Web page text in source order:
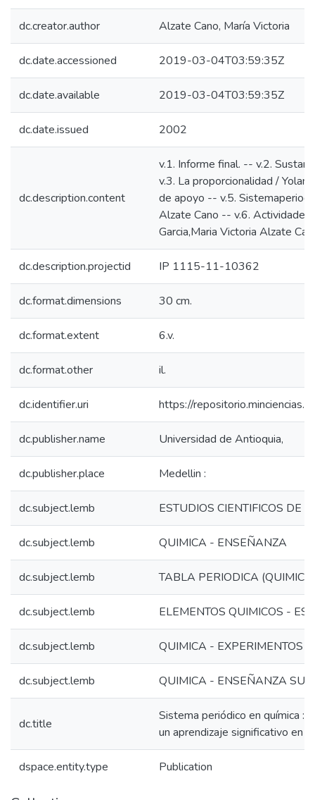
dc.creator.author Alzate Cano, María Victoria
dc.date.accessioned 2019-03-04T03:59:35Z
dc.date.available 2019-03-04T03:59:35Z
dc.date.issued 2002
dc.description.content
v.1. Informe final. -- v.2.
v.3. La proporcionalidad /
de apoyo -- v.5.
Alzate Cano -- v.6.
Garcia,Maria Victoria Alzate
dc.description.projectid IP 1115-11-10362
dc.format.dimensions 30 cm.
dc.format.extent 6.v.
dc.format.other il.
dc.identifier.uri https://
dc.publisher.name Universidad de Antioquia,
dc.publisher.place Medellin :
dc.subject.lemb ESTUDIOS CIENTIFICOS DE
dc.subject.lemb QUIMICA - ENSEÑANZA
dc.subject.lemb TABLA PERIODICA
dc.subject.lemb ELEMENTOS QUIMICOS -
dc.subject.lemb QUIMICA - EXPERIMENTOS
dc.subject.lemb QUIMICA - ENSEÑANZA
dc.title
Sistema periódico en química
un aprendizaje significativo en
dspace.entity.type Publication